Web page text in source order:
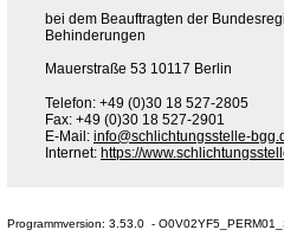
bei dem Beauftragten der
Behinderungen
Mauerstraße 53 10117 Berlin
Telefon: +49 (0)30 18 527-2805
Fax: +49 (0)30 18 527-2901
E-Mail: info@schlichtungsstelle-
Internet: https://
Programmversion: 3.53.0 -